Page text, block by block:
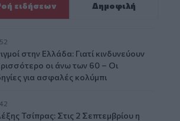
ειδήσεων Δημοφιλή
στην Ελλάδα: Γιατί κινδυνεύουν
οι άνω των 60 – Οι
για ασφαλές κολύμπι
Τσίπρας: Στις 2 Σεπτεμβρίου η